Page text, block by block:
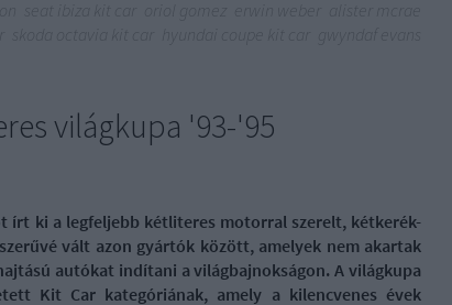
világkupa '93-'95
írt ki a legfeljebb kétliteres motorral szerelt, kétkerék-
vált azon gyártók között, amelyek nem akartak
autókat indítani a világbajnokságon. A világkupa
Kit Car kategóriának, amely a kilencvenes évek